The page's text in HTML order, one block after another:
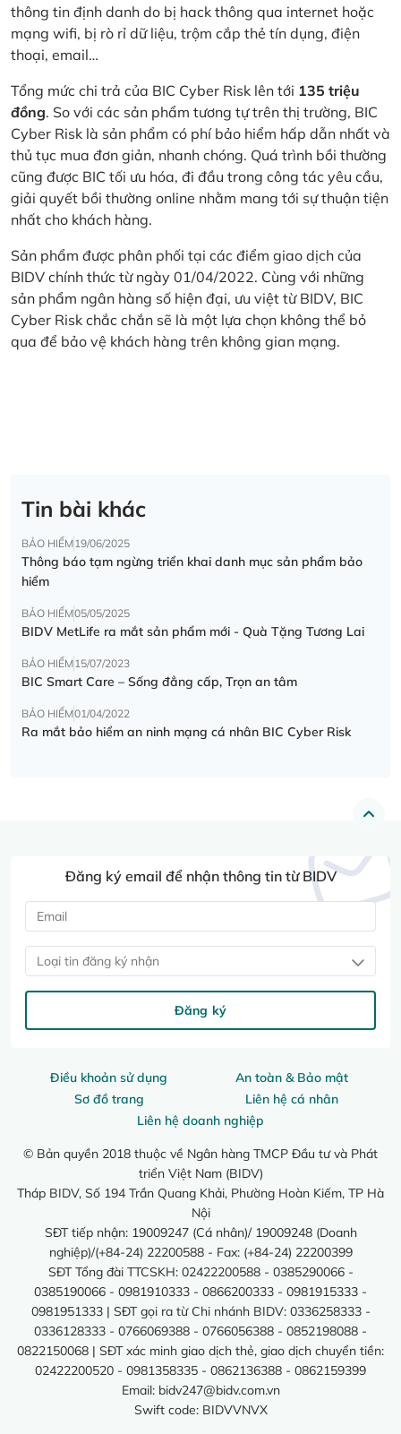
thông tin định danh do bị hack thông qua internet hoặc
mạng wifi, bị rò rỉ dữ liệu, trộm cắp thẻ tín dụng, điện
thoại, email…
Tổng mức chi trả của BIC Cyber Risk lên tới 135 triệu
đồng. So với các sản phẩm tương tự trên thị trường, BIC
Cyber Risk là sản phẩm có phí bảo hiểm hấp dẫn nhất và
thủ tục mua đơn giản, nhanh chóng. Quá trình bồi thường
cũng được BIC tối ưu hóa, đi đầu trong công tác yêu cầu,
giải quyết bồi thường online nhằm mang tới sự thuận tiện
nhất cho khách hàng.
Sản phẩm được phân phối tại các điểm giao dịch của
BIDV chính thức từ ngày 01/04/2022. Cùng với những
sản phẩm ngân hàng số hiện đại, ưu việt từ BIDV, BIC
Cyber Risk chắc chắn sẽ là một lựa chọn không thể bỏ
qua để bảo vệ khách hàng trên không gian mạng.
Tin bài khác
BẢO HIỂM19/06/2025
Thông báo tạm ngừng triển khai danh mục sản phẩm bảo
hiểm
BẢO HIỂM05/05/2025
BIDV MetLife ra mắt sản phẩm mới - Quà Tặng Tương Lai
BẢO HIỂM15/07/2023
BIC Smart Care – Sống đẳng cấp, Trọn an tâm
BẢO HIỂM01/04/2022
Ra mắt bảo hiểm an ninh mạng cá nhân BIC Cyber Risk
Điều khoản sử dụng
An toàn & Bảo mật
Sơ đồ trang
Liên hệ cá nhân
Liên hệ doanh nghiệp
© Bản quyền 2018 thuộc về Ngân hàng TMCP Đầu tư và Phát
triển Việt Nam (BIDV)
Tháp BIDV, Số 194 Trần Quang Khải, Phường Hoàn Kiếm, TP Hà
Nội
SĐT tiếp nhận: 19009247 (Cá nhân)/ 19009248 (Doanh
nghiệp)/(+84-24) 22200588 - Fax: (+84-24) 22200399
SĐT Tổng đài TTCSKH: 02422200588 - 0385290066 -
0385190066 - 0981910333 - 0866200333 - 0981915333 -
0981951333 | SĐT gọi ra từ Chi nhánh BIDV: 0336258333 -
0336128333 - 0766069388 - 0766056388 - 0852198088 -
0822150068 | SĐT xác minh giao dịch thẻ, giao dịch chuyển tiền:
02422200520 - 0981358335 - 0862136388 - 0862159399
Email: bidv247@bidv.com.vn
Swift code: BIDVVNVX
Đăng ký email để nhận thông tin từ BIDV
Loại tin đăng ký nhận
Đăng ký